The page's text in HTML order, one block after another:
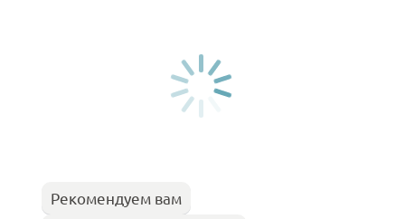
Рекомендуем вам